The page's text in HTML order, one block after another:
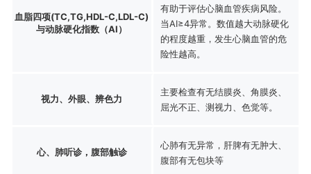
血脂四项(TC,TG,HDL-C,LDL-C)
与动脉硬化指数（AI）
有助于评估心脑血管疾病风险。
当AI≥4异常。数值越大动脉硬化
的程度越重，发生心脑血管的危
险性越高。
视力、外眼、辨色力
主要检查有无结膜炎、角膜炎、
屈光不正、测视力、色觉等。
心、肺听诊，腹部触诊
心肺有无异常，肝脾有无肿大、
腹部有无包块等